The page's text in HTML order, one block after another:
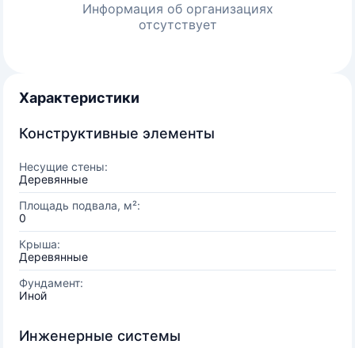
Информация об организациях
отсутствует
Характеристики
Конструктивные элементы
Несущие стены:
Деревянные
Площадь подвала, м²:
0
Крыша:
Деревянные
Фундамент:
Иной
Инженерные системы